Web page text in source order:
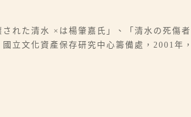
れた清水 ×は楊肇嘉氏」、「清水の死傷
立文化資產保存研究中心籌備處，2001年